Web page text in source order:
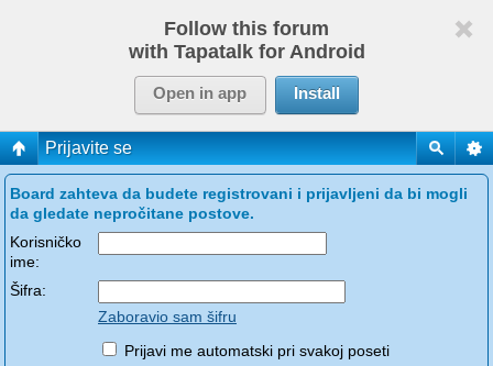
Follow this forum
with Tapatalk for Android
Open in app Install
Prijavite se
Board zahteva da budete registrovani i prijavljeni da bi mogli
da gledate nepročitane postove.
Korisničko
ime:
Šifra:
Zaboravio sam šifru
Prijavi me automatski pri svakoj poseti